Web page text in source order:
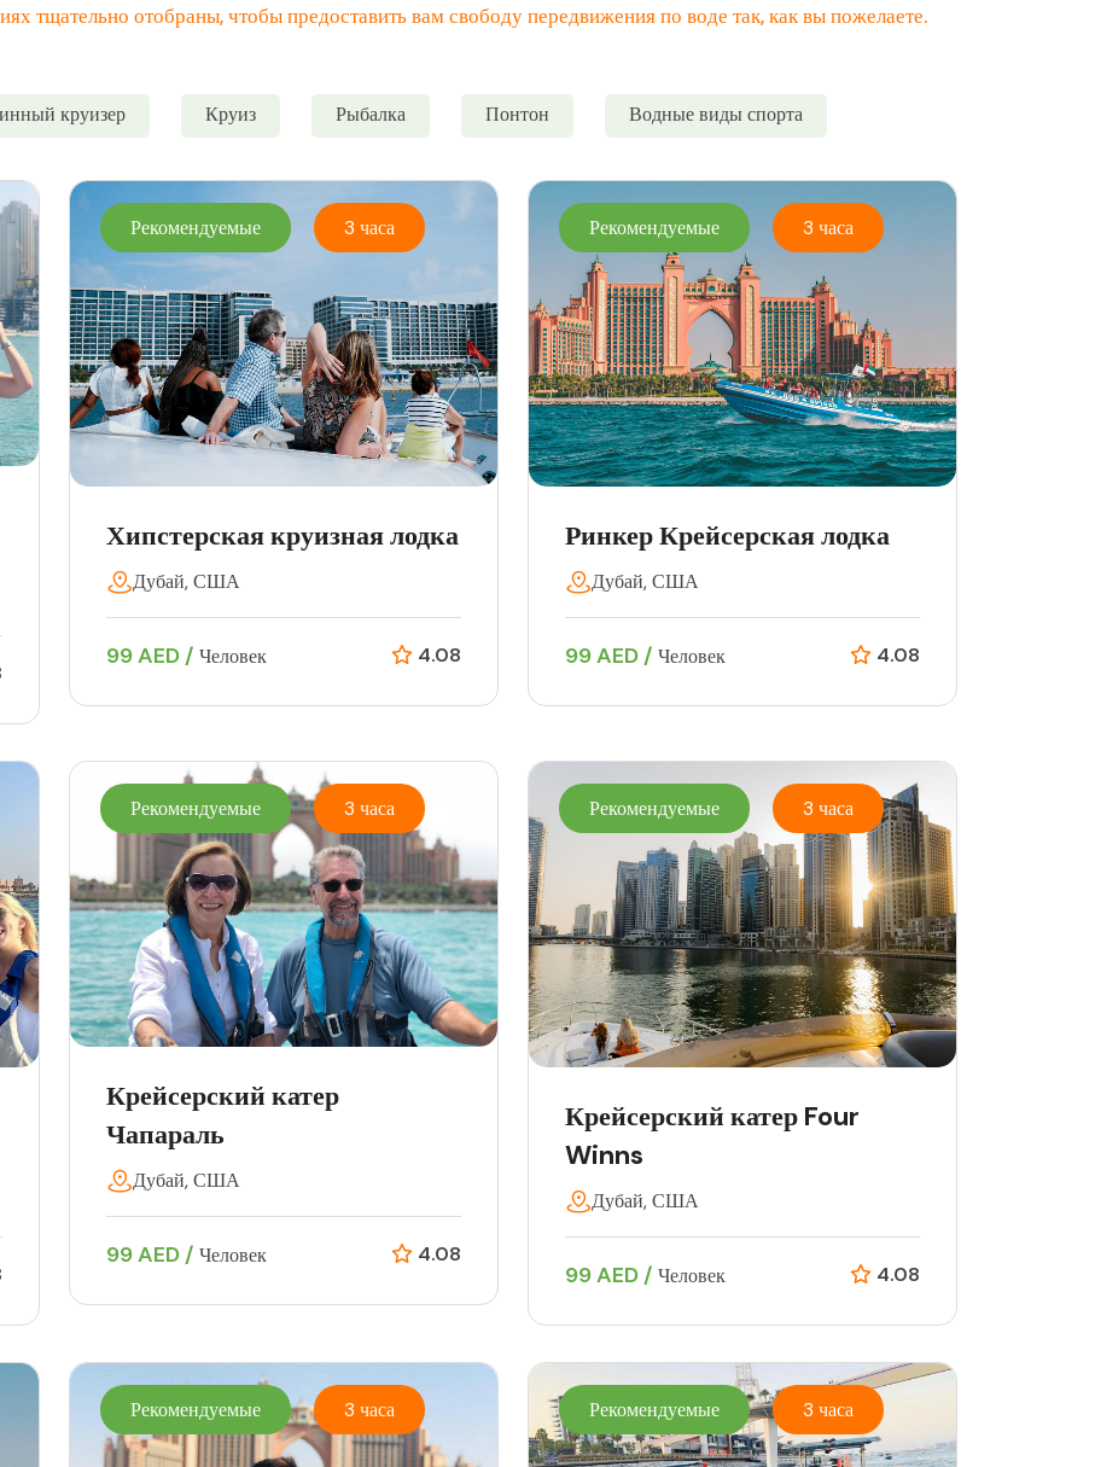
тщательно отобраны, чтобы предоставить вам свободу передвижения по воде так, как вы пожелаете.
круизер Круиз Рыбалка Понтон Водные виды спорта
Рекомендуемые 3 часа
Хипстерская круизная лодка
Дубай, США
99 AED / Человек 4.08
Рекомендуемые 3 часа
Ринкер Крейсерская лодка
Дубай, США
99 AED / Человек 4.08
Рекомендуемые 3 часа
Крейсерский катер
Чапараль
Дубай, США
99 AED / Человек 4.08
Рекомендуемые 3 часа
Крейсерский катер Four
Winns
Дубай, США
99 AED / Человек 4.08
Рекомендуемые 3 часа Рекомендуемые 3 часа